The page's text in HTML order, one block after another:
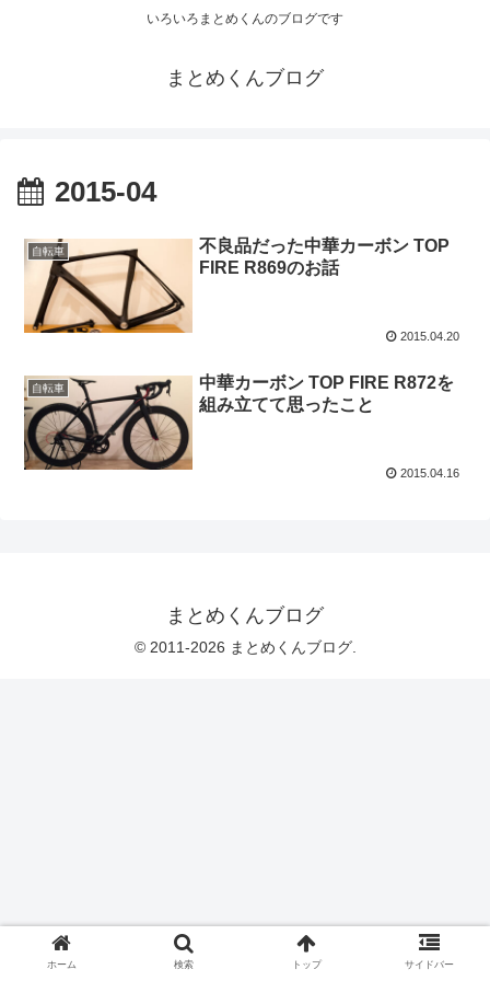
いろいろまとめくんのブログです
まとめくんブログ
2015-04
自転車
不良品だった中華カーボン TOP
FIRE R869のお話
2015.04.20
自転車
中華カーボン TOP FIRE R872を
組み立てて思ったこと
2015.04.16
まとめくんブログ
© 2011-2026 まとめくんブログ.
ホーム 検索 トップ サイドバー